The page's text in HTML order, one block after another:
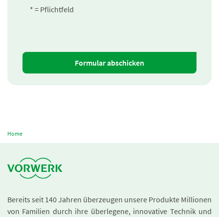
* = Pflichtfeld
Formular abschicken
Home
Bereits seit 140 Jahren überzeugen unsere Produkte Millionen
von Familien durch ihre überlegene, innovative Technik und